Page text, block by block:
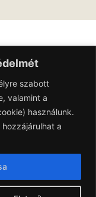
szabott
valamint a
használunk.
a